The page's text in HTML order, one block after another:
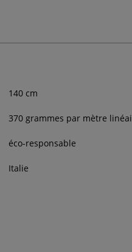
140 cm
370 grammes par mètre
éco-responsable
Italie